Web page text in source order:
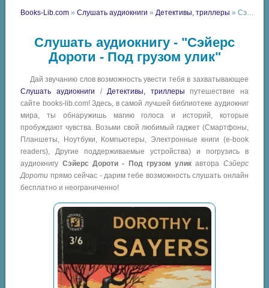
Books-Lib.com »Слушать аудиокниги »Детективы, триллеры » Сэйерс Дороти - Под грузом улик
Слушать аудиокнигу - "Сэйерс
Дороти - Под грузом улик"
Дай звучанию слов возможность увести тебя в захватывающее
Слушать аудиокниги /Детективы, триллеры путешествие на
сайте books-lib.com! Здесь, в самой лучшей библиотеке аудиокниг
мира, ты обнаружишь магию голоса и историй, которые
пробуждают чувства. Возьми свой любимый гаджет (Смартфоны,
Планшеты, Ноутбуки, Компьютеры, Электронные книги (e-book
readers), Другие поддерживаемые устройства) и погрузись в
аудиокнигу Сэйерс Дороти - Под грузом улик автора Сэйерс
Дороти прямо сейчас - дарим тебе возможность слушать онлайн
бесплатно и неограниченно!